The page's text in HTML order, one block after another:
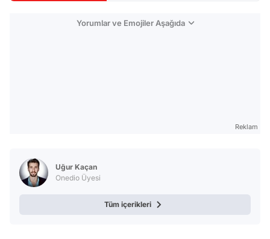
Yorumlar ve Emojiler Aşağıda
Reklam
Uğur Kaçan
Onedio Üyesi
Tüm içerikleri